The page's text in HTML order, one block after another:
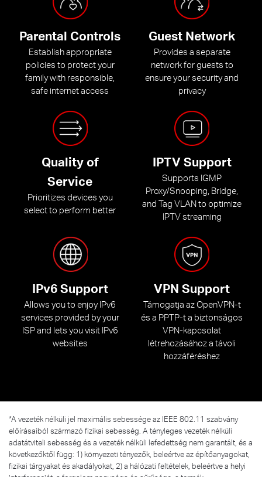
Parental Controls
Establish appropriate
policies to protect your
family with responsible,
safe internet access
Guest Network
Provides a separate
network for guests to
ensure your security and
privacy
Quality of
Service
Prioritizes devices you
select to perform better
IPTV Support
Supports IGMP
Proxy/Snooping, Bridge,
and Tag VLAN to optimize
IPTV streaming
IPv6 Support
Allows you to enjoy IPv6
services provided by your
ISP and lets you visit IPv6
websites
VPN Support
Támogatja az OpenVPN-t
és a PPTP-t a biztonságos
VPN-kapcsolat
létrehozásához a távoli
hozzáféréshez
*A vezeték nélküli jel maximális sebessége az IEEE 802.11 szabvány
előírásaiból származó fizikai sebesség. A tényleges vezeték nélküli
adatátviteli sebesség és a vezeték nélküli lefedettség nem garantált, és a
következőktől függ: 1) környezeti tényezők, beleértve az építőanyagokat,
fizikai tárgyakat és akadályokat, 2) a hálózati feltételek, beleértve a helyi